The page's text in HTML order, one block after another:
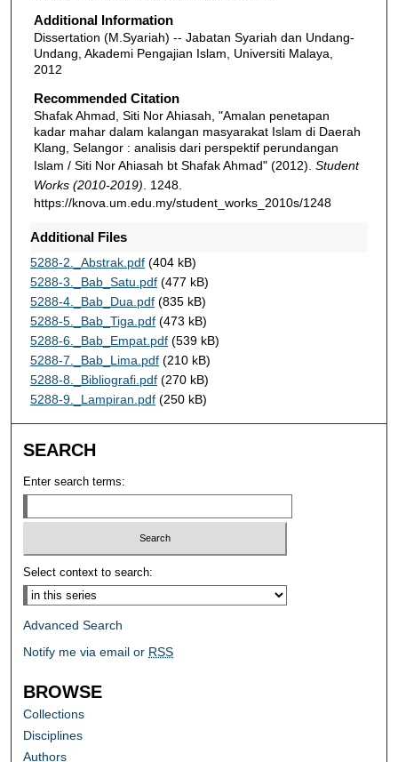
Additional Information
Dissertation (M.Syariah) -- Jabatan Syariah dan Undang-
Undang, Akademi Pengajian Islam, Universiti Malaya,
2012
Recommended Citation
Shafak Ahmad, Siti Nor Ahiasah, "Amalan penetapan
kadar mahar dalam kalangan masyarakat Islam di Daerah
Klang, Selangor : analisis dari perspektif perundangan
Islam / Siti Nor Ahiasah bt Shafak Ahmad" (2012). Student
Works (2010-2019) . 1248.
https://knova.um.edu.my/student_works_2010s/1248
Additional Files
5288-2._Abstrak.pdf(404 kB)
5288-3._Bab_Satu.pdf(477 kB)
5288-4._Bab_Dua.pdf(835 kB)
5288-5._Bab_Tiga.pdf(473 kB)
5288-6._Bab_Empat.pdf(539 kB)
5288-7._Bab_Lima.pdf(210 kB)
5288-8._Bibliografi.pdf(270 kB)
5288-9._Lampiran.pdf(250 kB)
SEARCH
Enter search terms:
Select context to search:
Advanced Search
Notify me via email or RSS
BROWSE
Collections
Disciplines
Authors